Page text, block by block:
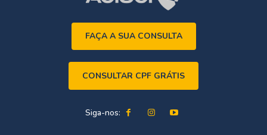
FAÇA A SUA CONSULTA
CONSULTAR CPF GRÁTIS
Siga-nos: